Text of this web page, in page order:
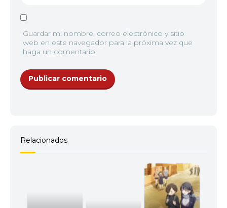
Guardar mi nombre, correo electrónico y sitio
web en este navegador para la próxima vez que
haga un comentario.
Relacionados